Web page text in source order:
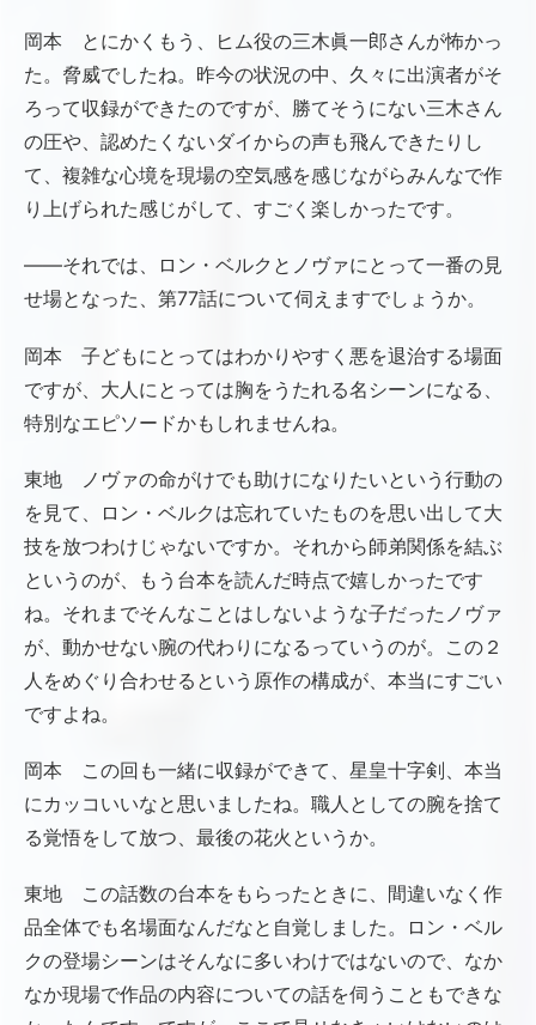
岡本 とにかくもう、ヒム役の三木眞一郎さんが怖かっ
た。脅威でしたね。昨今の状況の中、久々に出演者がそ
ろって収録ができたのですが、勝てそうにない三木さん
の圧や、認めたくないダイからの声も飛んできたりし
て、複雑な心境を現場の空気感を感じながらみんなで作
り上げられた感じがして、すごく楽しかったです。
――それでは、ロン・ベルクとノヴァにとって一番の見
せ場となった、第77話について伺えますでしょうか。
岡本 子どもにとってはわかりやすく悪を退治する場面
ですが、大人にとっては胸をうたれる名シーンになる、
特別なエピソードかもしれませんね。
東地 ノヴァの命がけでも助けになりたいという行動の
を見て、ロン・ベルクは忘れていたものを思い出して大
技を放つわけじゃないですか。それから師弟関係を結ぶ
というのが、もう台本を読んだ時点で嬉しかったです
ね。それまでそんなことはしないような子だったノヴァ
が、動かせない腕の代わりになるっていうのが。この２
人をめぐり合わせるという原作の構成が、本当にすごい
ですよね。
岡本 この回も一緒に収録ができて、星皇十字剣、本当
にカッコいいなと思いましたね。職人としての腕を捨て
る覚悟をして放つ、最後の花火というか。
東地 この話数の台本をもらったときに、間違いなく作
品全体でも名場面なんだなと自覚しました。ロン・ベル
クの登場シーンはそんなに多いわけではないので、なか
なか現場で作品の内容についての話を伺うこともできな